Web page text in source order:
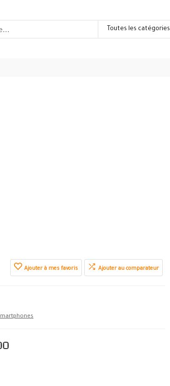
Toutes les catégories
Ajouter à mes favoris Ajouter au comparateur